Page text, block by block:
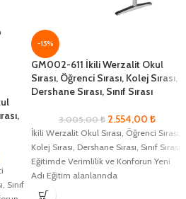
Sınıf
-15%
GM002-611 İkili Werzalit Okul
Sırası, Öğrenci Sırası, Kolej Sırası,
Dershane Sırası, Sınıf Sırası
3.005,00₺ 2.554,00 ₺
İkili Werzalit Okul Sırası, Öğrenci Sırası,
Kolej Sırası, Dershane Sırası, Sınıf Sırası:
Eğitimde Verimlilik ve Konforun Yeni
Adı Eğitim alanlarında